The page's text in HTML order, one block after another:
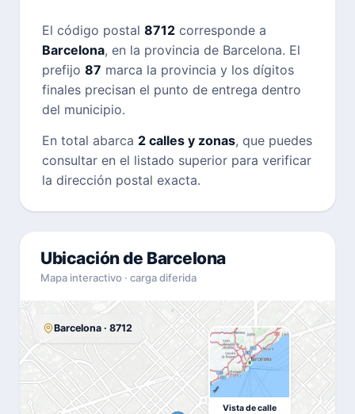
El código postal 8712 corresponde a
Barcelona, en la provincia de Barcelona. El
prefijo 87 marca la provincia y los dígitos
finales precisan el punto de entrega dentro
del municipio.
En total abarca 2 calles y zonas, que puedes
consultar en el listado superior para verificar
la dirección postal exacta.
Ubicación de Barcelona
Mapa interactivo · carga diferida
Barcelona · 8712
Vista de calle